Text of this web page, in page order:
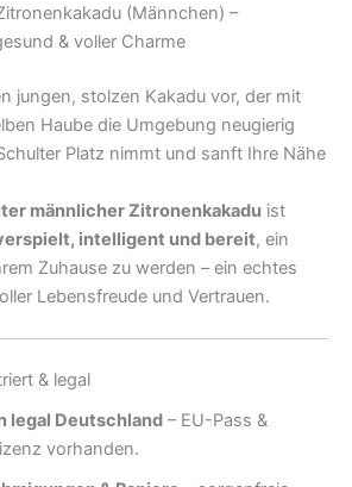
(Männchen) –
& voller Charme
jungen, stolzen Kakadu vor, der mit
Haube die Umgebung neugierig
Platz nimmt und sanft Ihre Nähe
männlicher Zitronenkakadu ist
intelligent und bereit, ein
Zuhause zu werden – ein echtes
Lebensfreude und Vertrauen.
& legal
legal Deutschland– EU-Pass &
vorhanden.